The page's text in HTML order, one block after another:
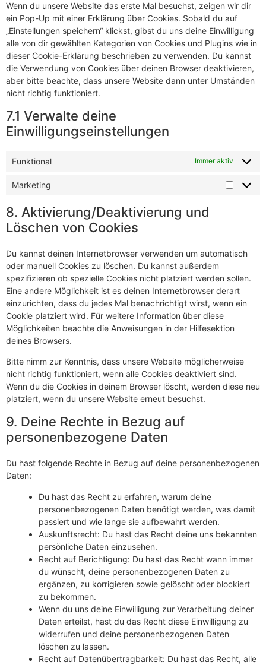
Wenn du unsere Website das erste Mal besuchst, zeigen wir dir
ein Pop-Up mit einer Erklärung über Cookies. Sobald du auf
„Einstellungen speichern“ klickst, gibst du uns deine Einwilligung
alle von dir gewählten Kategorien von Cookies und Plugins wie in
dieser Cookie-Erklärung beschrieben zu verwenden. Du kannst
die Verwendung von Cookies über deinen Browser deaktivieren,
aber bitte beachte, dass unsere Website dann unter Umständen
nicht richtig funktioniert.
7.1 Verwalte deine
Einwilligungseinstellungen
Funktional Immer aktiv
Marketing
8. Aktivierung/Deaktivierung und
Löschen von Cookies
Du kannst deinen Internetbrowser verwenden um automatisch
oder manuell Cookies zu löschen. Du kannst außerdem
spezifizieren ob spezielle Cookies nicht platziert werden sollen.
Eine andere Möglichkeit ist es deinen Internetbrowser derart
einzurichten, dass du jedes Mal benachrichtigt wirst, wenn ein
Cookie platziert wird. Für weitere Information über diese
Möglichkeiten beachte die Anweisungen in der Hilfesektion
deines Browsers.
Bitte nimm zur Kenntnis, dass unsere Website möglicherweise
nicht richtig funktioniert, wenn alle Cookies deaktiviert sind.
Wenn du die Cookies in deinem Browser löscht, werden diese neu
platziert, wenn du unsere Website erneut besuchst.
9. Deine Rechte in Bezug auf
personenbezogene Daten
Du hast folgende Rechte in Bezug auf deine personenbezogenen
Daten:
Du hast das Recht zu erfahren, warum deine
personenbezogenen Daten benötigt werden, was damit
passiert und wie lange sie aufbewahrt werden.
Auskunftsrecht: Du hast das Recht deine uns bekannten
persönliche Daten einzusehen.
Recht auf Berichtigung: Du hast das Recht wann immer
du wünscht, deine personenbezogenen Daten zu
ergänzen, zu korrigieren sowie gelöscht oder blockiert
zu bekommen.
Wenn du uns deine Einwilligung zur Verarbeitung deiner
Daten erteilst, hast du das Recht diese Einwilligung zu
widerrufen und deine personenbezogenen Daten
löschen zu lassen.
Recht auf Datenübertragbarkeit: Du hast das Recht, alle